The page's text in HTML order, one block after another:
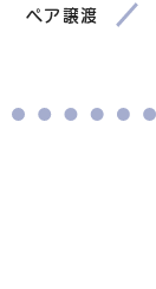
ペア譲渡